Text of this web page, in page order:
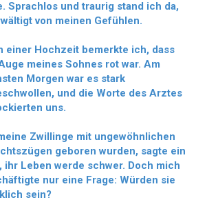
Sprachlos und traurig stand ich da,
von meinen Gefühlen.
einer Hochzeit bemerkte ich, dass
meines Sohnes rot war. Am
Morgen war es stark
und die Worte des Arztes
uns.
Zwillinge mit ungewöhnlichen
geboren wurden, sagte ein
ihr Leben werde schwer. Doch mich
nur eine Frage: Würden sie
sein?